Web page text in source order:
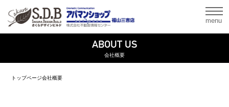
menu
ABOUT US
会社概要
トップページ会社概要